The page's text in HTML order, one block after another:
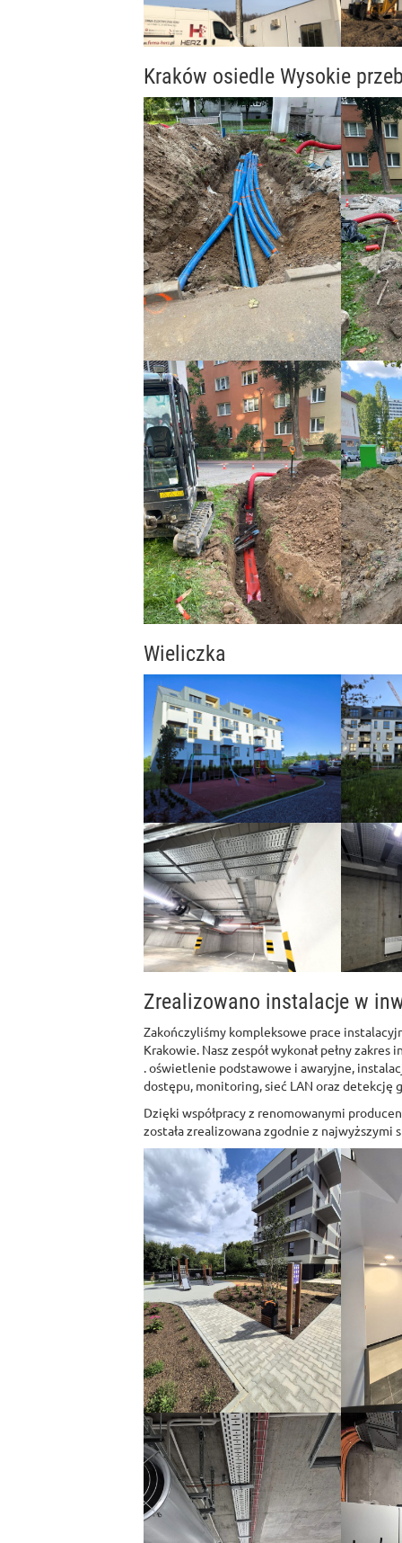
Kraków osiedle Wysokie
Wieliczka
Zrealizowano instalacje w
Zakończyliśmy kompleksowe prace
Krakowie. Nasz zespół wykonał pełny
. oświetlenie podstawowe i awaryjne,
dostępu, monitoring, sieć LAN oraz detekcję
Dzięki współpracy z renomowanymi
została zrealizowana zgodnie z